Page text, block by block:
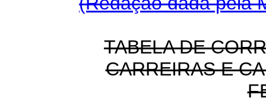
TABELA DE
CARREIRAS E